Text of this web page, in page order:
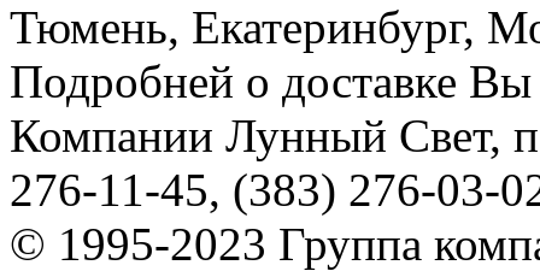
Тюмень, Екатеринбург,
Подробней о доставке
Компании Лунный Свет,
276-11-45, (383) 276-03-
© 1995-2023 Группа